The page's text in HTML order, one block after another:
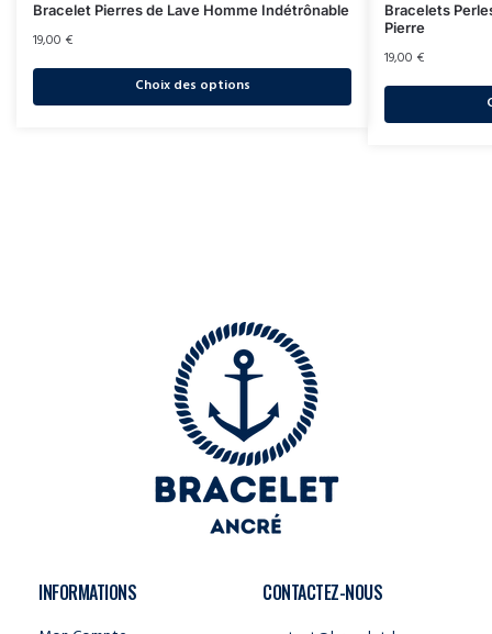
Bracelet Pierres de Lave Homme Indétrônable
19,00 €
Choix des options
Bracelets
Pierre
19,00 €
INFORMATIONS CONTACTEZ-NOUS